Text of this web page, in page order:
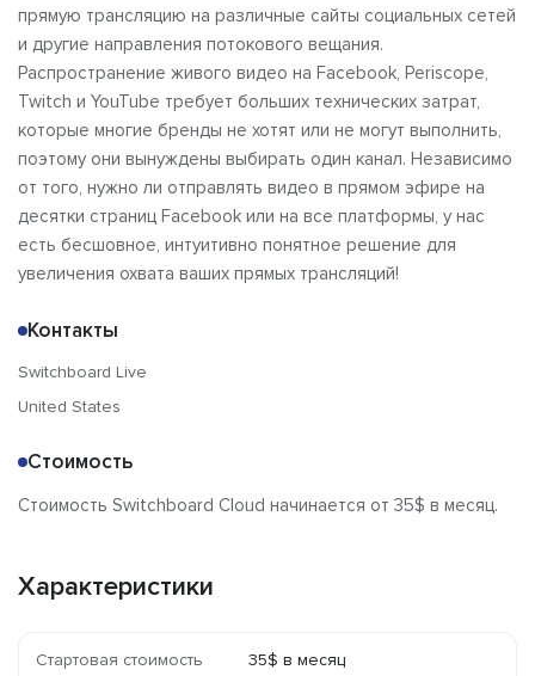
прямую трансляцию на различные сайты социальных сетей
и другие направления потокового вещания.
Распространение живого видео на Facebook, Periscope,
Twitch и YouTube требует больших технических затрат,
которые многие бренды не хотят или не могут выполнить,
поэтому они вынуждены выбирать один канал. Независимо
от того, нужно ли отправлять видео в прямом эфире на
десятки страниц Facebook или на все платформы, у нас
есть бесшовное, интуитивно понятное решение для
увеличения охвата ваших прямых трансляций!
Контакты
Switchboard Live
United States
Стоимость
Стоимость Switchboard Cloud начинается от 35$ в месяц.
Характеристики
Стартовая стоимость 35$ в месяц